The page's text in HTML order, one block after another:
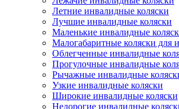
Летние инвалидные коляски
Лучшие инвалидные коляски
Маленькие инвалидные
Малогабаритные коляски для
Облегченные инвалидные
Прогулочные инвалидные
Рычажные инвалидные
Узкие инвалидные коляски
Широкие инвалидные коляски
Недорогие инвалидные